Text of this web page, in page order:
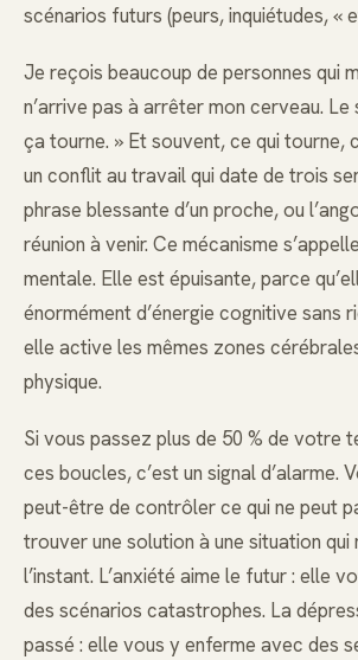
scénarios futurs (peurs, inquiétudes, «
Je reçois beaucoup de personnes qui
n’arrive pas à arrêter mon cerveau. Le
ça tourne. » Et souvent, ce qui tourne,
un conflit au travail qui date de trois
phrase blessante d’un proche, ou
réunion à venir. Ce mécanisme
mentale. Elle est épuisante, parce
énormément d’énergie cognitive sans
elle active les mêmes zones
physique.
Si vous passez plus de 50 % de votre
ces boucles, c’est un signal d’alarme.
peut-être de contrôler ce qui ne peut
trouver une solution à une situation qui
l’instant. L’anxiété aime le futur : elle
des scénarios catastrophes. La
passé : elle vous y enferme avec des